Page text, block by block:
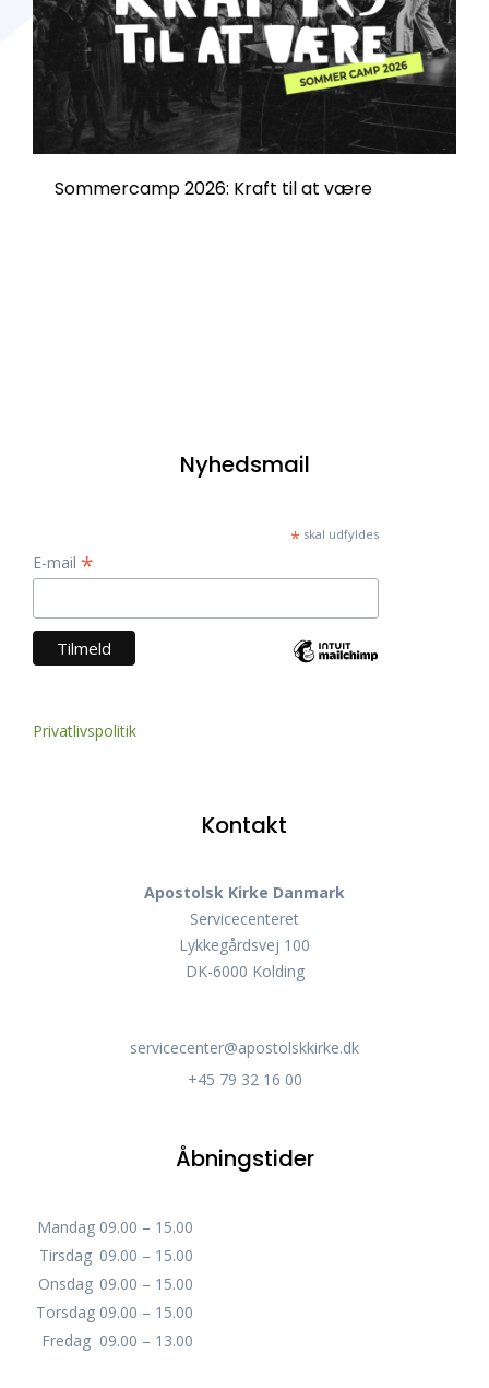
Sommercamp 2026: Kraft til at være
Nyhedsmail
*skal udfyldes
E-mail *
Privatlivspolitik
Kontakt
Apostolsk Kirke Danmark
Servicecenteret
Lykkegårdsvej 100
DK-6000 Kolding
servicecenter@apostolskkirke.dk
+45 79 32 16 00
Åbningstider
Mandag 09.00 – 15.00
Tirsdag 09.00 – 15.00
Onsdag 09.00 – 15.00
Torsdag 09.00 – 15.00
Fredag 09.00 – 13.00